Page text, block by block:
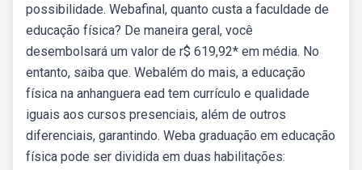
possibilidade. Webafinal, quanto custa a faculdade de
educação física? De maneira geral, você
desembolsará um valor de r$ 619,92* em média. No
entanto, saiba que. Webalém do mais, a educação
física na anhanguera ead tem currículo e qualidade
iguais aos cursos presenciais, além de outros
diferenciais, garantindo. Weba graduação em educação
física pode ser dividida em duas habilitações: